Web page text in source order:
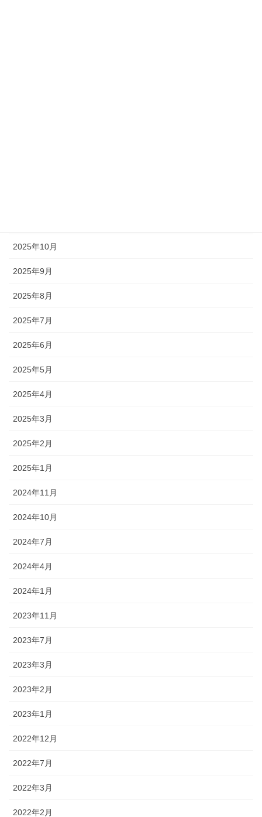
2025年10月
2025年9月
2025年8月
2025年7月
2025年6月
2025年5月
2025年4月
2025年3月
2025年2月
2025年1月
2024年11月
2024年10月
2024年7月
2024年4月
2024年1月
2023年11月
2023年7月
2023年3月
2023年2月
2023年1月
2022年12月
2022年7月
2022年3月
2022年2月